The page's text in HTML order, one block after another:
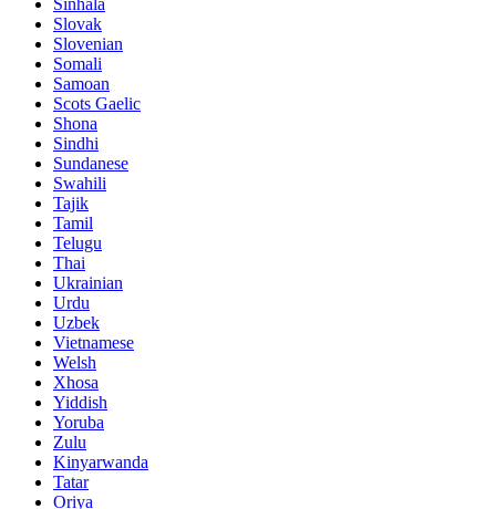
Sinhala
Slovak
Slovenian
Somali
Samoan
Scots Gaelic
Shona
Sindhi
Sundanese
Swahili
Tajik
Tamil
Telugu
Thai
Ukrainian
Urdu
Uzbek
Vietnamese
Welsh
Xhosa
Yiddish
Yoruba
Zulu
Kinyarwanda
Tatar
Oriya